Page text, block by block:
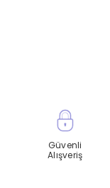
Güvenli
Alışveriş